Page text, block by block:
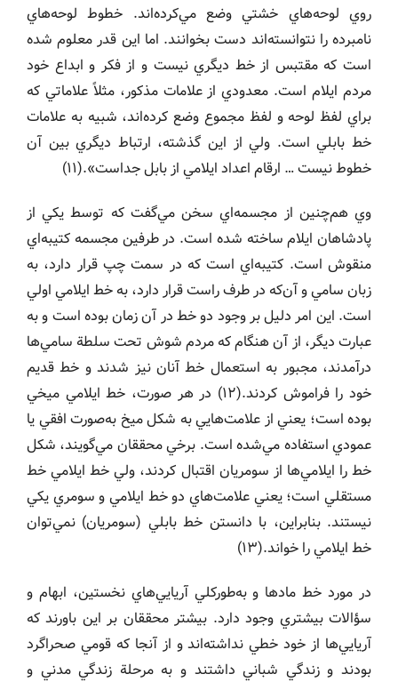
روي لوحه‌هاي خشتي وضع مي‌كرده‌اند. خطوط لوحه‌هاي
نامبرده را نتوانسته‌اند دست بخوانند. اما اين قدر معلوم شده
است كه مقتبس از خط ديگري نيست و از فكر و ابداع خود
مردم ايلام است. معدودي از علامات مذكور، مثلاً علاماتي كه
براي لفظ لوحه و لفظ مجموع وضع كرده‌اند، شبيه به علامات
خط بابلي است. ولي از اين گذشته، ارتباط ديگري بين آن
خطوط نيست … ارقام اعداد ايلامي از بابل جداست».(١١)
وي هم‌چنين از مجسمه‌اي سخن مي‌گفت كه توسط يكي از
پادشاهان ايلام ساخته شده است. در طرفين مجسمه كتيبه‌اي
منقوش است. كتيبه‌اي است كه در سمت چپ قرار دارد، به
زبان سامي و آن‌كه در طرف راست قرار دارد، به خط ايلامي اولي
است. اين امر دليل بر وجود دو خط در آن زمان بوده است و به
عبارت ديگر، از آن هنگام كه مردم شوش تحت سلطة سامي‌ها
درآمدند، مجبور به استعمال خط آنان نيز شدند و خط قديم
خود را فراموش كردند.(١٢) در هر صورت، خط ايلامي ميخي
بوده است؛ يعني از علامت‌هايي به شكل ميخ به‌صورت افقي يا
عمودي استفاده مي‌شده است. برخي محققان مي‌گويند، شكل
خط را ايلامي‌ها از سومريان اقتبال كردند، ولي خط ايلامي خط
مستقلي است؛ يعني علامت‌هاي دو خط ايلامي و سومري يكي
نيستند. بنابراين، با دانستن خط بابلي (سومريان) نمي‌توان
خط ايلامي را خواند.(١٣)
در مورد خط مادها و به‌طوركلي آريايي‌هاي نخستين، ابهام و
سؤالات بيشتري وجود دارد. بيشتر محققان بر اين باورند كه
آريايي‌ها از خود خطي نداشته‌اند و از آنجا كه قومي صحراگرد
بودند و زندگي شباني داشتند و به مرحلة زندگي مدني و